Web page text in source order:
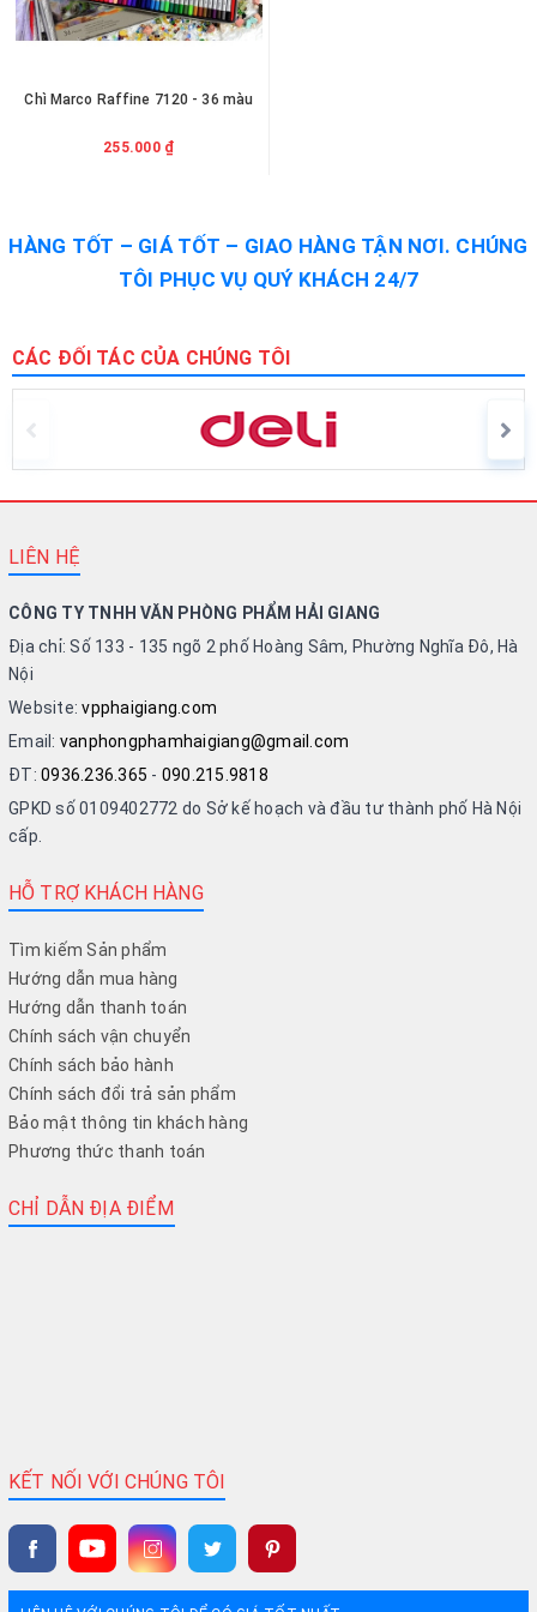
Chì Marco Raffine 7120 - 36 màu
255.000 ₫
HÀNG TỐT – GIÁ TỐT – GIAO HÀNG TẬN NƠI. CHÚNG
TÔI PHỤC VỤ QUÝ KHÁCH 24/7
CÁC ĐỐI TÁC CỦA CHÚNG TÔI
LIÊN HỆ
CÔNG TY TNHH VĂN PHÒNG PHẨM HẢI GIANG
Địa chỉ: Số 133 - 135 ngõ 2 phố Hoàng Sâm, Phường Nghĩa Đô, Hà
Nội
Website:vpphaigiang.com
Email: vanphongphamhaigiang@gmail.com
ĐT: 0936.236.365 - 090.215.9818
GPKD số 0109402772 do Sở kế hoạch và đầu tư thành phố Hà Nội
cấp.
HỖ TRỢ KHÁCH HÀNG
Tìm kiếm Sản phẩm
Hướng dẫn mua hàng
Hướng dẫn thanh toán
Chính sách vận chuyển
Chính sách bảo hành
Chính sách đổi trả sản phẩm
Bảo mật thông tin khách hàng
Phương thức thanh toán
CHỈ DẪN ĐỊA ĐIỂM
KẾT NỐI VỚI CHÚNG TÔI